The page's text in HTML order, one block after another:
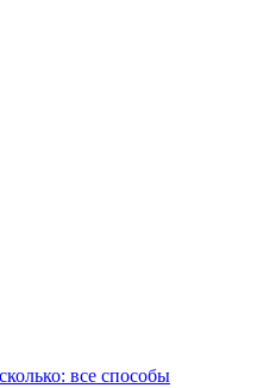
все способы